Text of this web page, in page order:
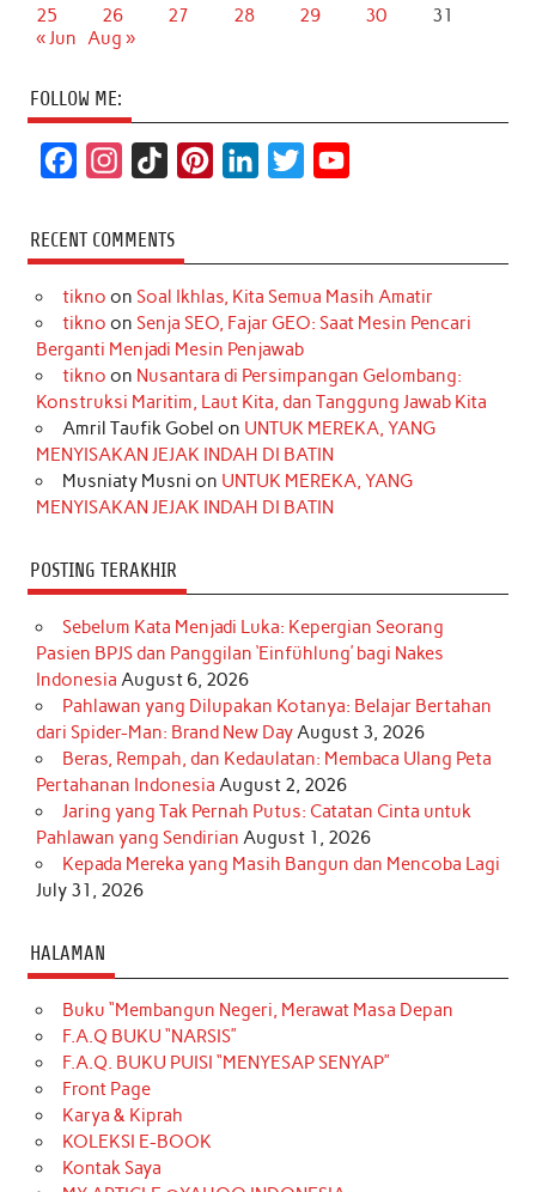
25
26 27 28 29 30
31
« Jun Aug »
FOLLOW ME:
c
e
b
o
k
s
t
a
r
a
m
k
T
o
k
t
e
r
e
s
t
k
e
d
I
n
t
t
r
T
u
e
RECENT COMMENTS
tikno on Soal Ikhlas, Kita Semua Masih Amatir
tikno on Senja SEO, Fajar GEO: Saat Mesin Pencari
Berganti Menjadi Mesin Penjawab
tikno on Nusantara di Persimpangan Gelombang:
Konstruksi Maritim, Laut Kita, dan Tanggung Jawab Kita
Amril Taufik Gobel on UNTUK MEREKA, YANG
MENYISAKAN JEJAK INDAH DI BATIN
Musniaty Musni on UNTUK MEREKA, YANG
MENYISAKAN JEJAK INDAH DI BATIN
POSTING TERAKHIR
Sebelum Kata Menjadi Luka: Kepergian Seorang
Pasien BPJS dan Panggilan ‘Einfühlung’ bagi Nakes
Indonesia August 6, 2026
Pahlawan yang Dilupakan Kotanya: Belajar Bertahan
dari Spider-Man: Brand New DayAugust 3, 2026
Beras, Rempah, dan Kedaulatan: Membaca Ulang Peta
Pertahanan Indonesia August 2, 2026
Jaring yang Tak Pernah Putus: Catatan Cinta untuk
Pahlawan yang Sendirian August 1, 2026
Kepada Mereka yang Masih Bangun dan Mencoba Lagi
July 31, 2026
HALAMAN
Buku “Membangun Negeri, Merawat Masa Depan
F.A.Q BUKU “NARSIS”
F.A.Q. BUKU PUISI “MENYESAP SENYAP”
Front Page
Karya & Kiprah
KOLEKSI E-BOOK
Kontak Saya